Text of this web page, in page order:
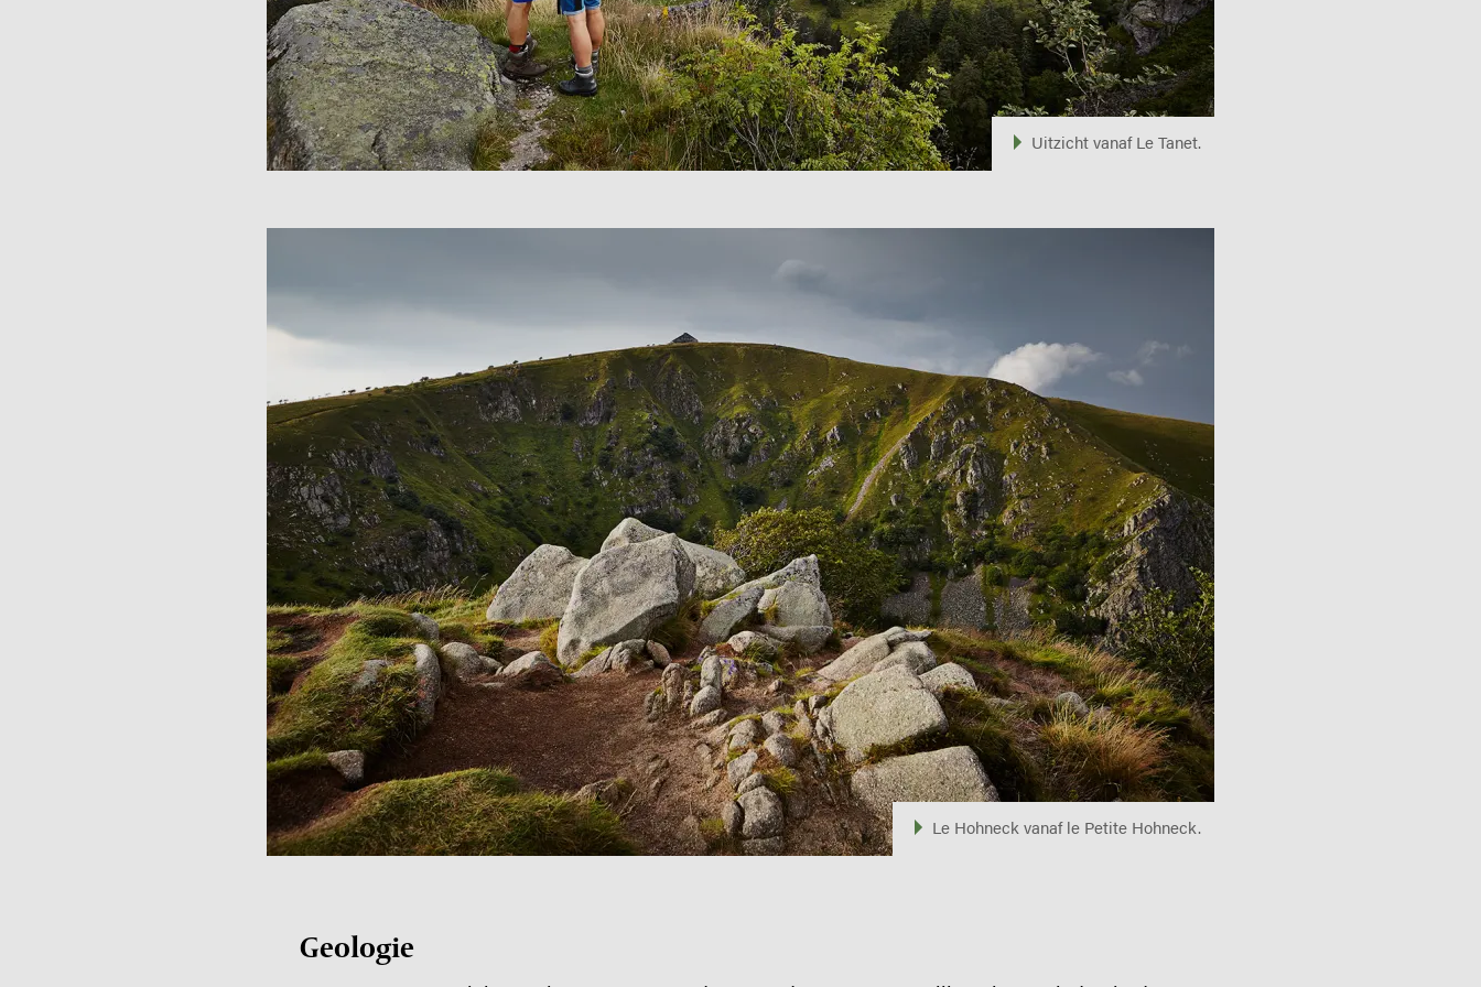
Uitzicht vanaf Le Tanet.
Le Hohneck vanaf le Petite Hohneck.
Geologie